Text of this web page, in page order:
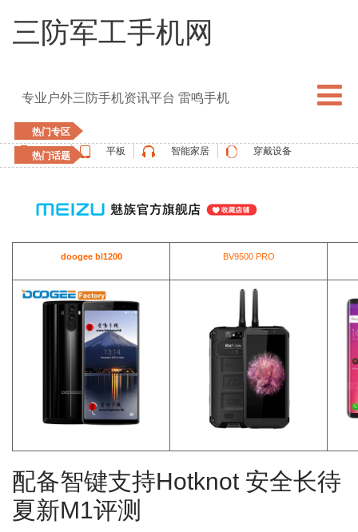
三防军工手机网
专业户外三防手机资讯平台 雷鸣手机
热门专区
手机
平板 智能家居 穿戴设备
热门话题
vernee
doogee bl1200 BV9500 PRO
配备智键支持Hotknot 安全长待
夏新M1评测